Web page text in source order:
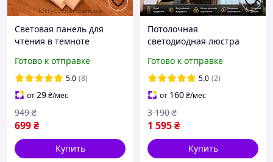
Световая панель для
чтения в темноте
аккумуляторная лампа
фонарик с регулировкой
яркости для чтения книг
Готово к отправке
5.0 (8)
от29₴/мес
699₴
949 ₴
Купить
Потолочная
светодиодная люстра
Готово к отправке
5.0 (2)
от 160₴/мес
1 595₴
3 190 ₴
Купить